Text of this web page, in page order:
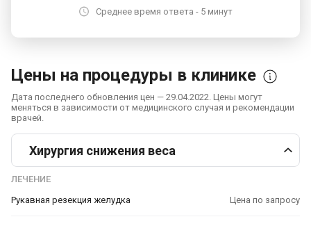
Среднее время ответа - 5 минут
Цены на процедуры в клинике
Дата последнего обновления цен — 29.04.2022. Цены могут
меняться в зависимости от медицинского случая и рекомендации
врачей.
Хирургия снижения веса
ЛЕЧЕНИЕ
Рукавная резекция желудка
Цена по запросу